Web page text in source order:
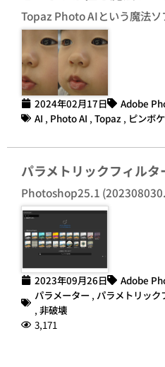
Topaz Photo AIという魔法ソ
2024年02月17日
Adobe
AI , Photo AI , Topaz , ピンボケ
パラメトリックフィルタ
Photoshop25.1
2023年09月26日
Adobe
パラメーター , パラメトリック
, 非破壊
3,171